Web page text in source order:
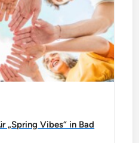
„Spring Vibes“ in Bad